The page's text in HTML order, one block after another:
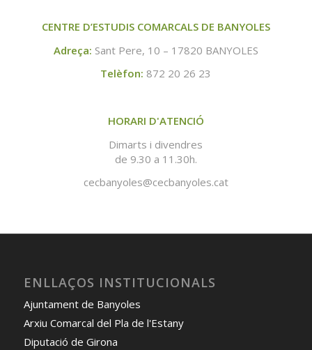
CENTRE D’ESTUDIS COMARCALS DE BANYOLES
Adreça: Sant Pere, 10 – 17820 BANYOLES
Telèfon: 872 20 26 23
HORARI D'ATENCIÓ
Dimarts i divendres
de 9.30 a 11.30h.
cecbanyoles@cecbanyoles.cat
ENLLAÇOS INSTITUCIONALS
Ajuntament de Banyoles
Arxiu Comarcal del Pla de l'Estany
Diputació de Girona